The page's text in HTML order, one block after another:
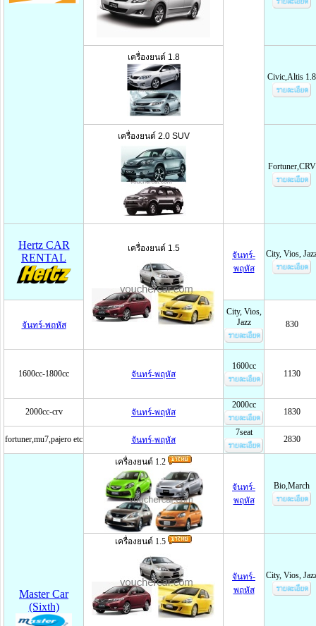
เครื่องยนต์ 1.8
Civic,Altis 1.8
เครื่องยนต์ 2.0 SUV
Fortuner,CRV
Hertz CAR
RENTAL
เครื่องยนต์ 1.5
จันทร์-
พฤหัส
City, Vios,
จันทร์-พฤหัส
City, Vios,
Jazz
830
1600cc-1800cc จันทร์-พฤหัส
1600cc
1130
2000cc-crv จันทร์-พฤหัส
2000cc
1830
fortuner,mu7,pajero etc จันทร์-พฤหัส
7seat
2830
Master Car
(Sixth)
เครื่องยนต์ 1.2
จันทร์-
พฤหัส
Bio,March
เครื่องยนต์ 1.5
จันทร์-
พฤหัส
City, Vios,